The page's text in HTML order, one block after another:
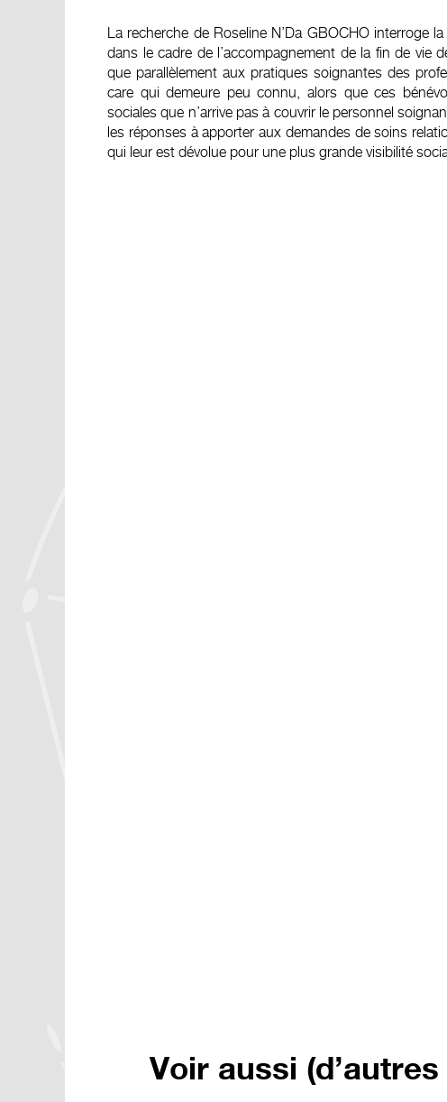
La recherche de Roseline N’Da GBOCHO interroge
dans le cadre de l’accompagnement de la fin de vie
que parallèlement aux pratiques soignantes des
care qui demeure peu connu, alors que ces
sociales que n’arrive pas à couvrir le personnel
les réponses à apporter aux demandes de soins
qui leur est dévolue pour une plus grande visibilité
Voir aussi